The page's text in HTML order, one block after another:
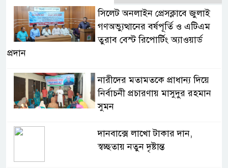
সিলেট অনলাইন প্রেসক্লাবে জুলাই
গণঅভ্যুত্থানের বর্ষপূর্তি ও এটিএম
তুরাব বেস্ট রিপোর্টিং অ্যাওয়ার্ড
প্রদান
নারীদের মতামতকে প্রাধান্য দিয়ে
নির্বাচনী প্রচারণায় মাসুদুর রহমান
সুমন
দানবাক্সে লাখো টাকার দান,
স্বচ্ছতায় নতুন দৃষ্টান্ত